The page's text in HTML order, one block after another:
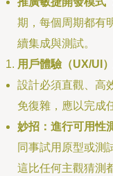
期，每個周期都有
續集成與測試。
用戶體驗（UX/UI
設計必須直觀、高
免復雜，應以完成
妙招：進行可用性
同事試用原型或測
這比任何主觀猜測